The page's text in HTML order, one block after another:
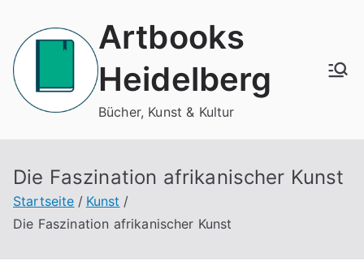
Inhalt
springen
Artbooks
Heidelberg
Bücher, Kunst & Kultur
Die Faszination afrikanischer Kunst
Startseite
Kunst
Die Faszination afrikanischer Kunst